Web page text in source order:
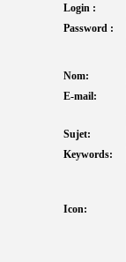
Login :
Password :
Nom:
E-mail:
Sujet:
Keywords:
Icon: